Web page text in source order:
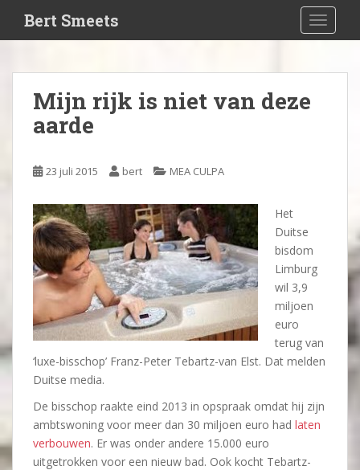
i
Bert Smeets
Mijn rijk is niet van deze
aarde
23 juli 2015 bert MEA CULPA
Het
Duitse
bisdom
Limburg
wil 3,9
miljoen
euro
terug van
‘luxe-bisschop’ Franz-Peter Tebartz-van Elst. Dat melden
Duitse media.
De bisschop raakte eind 2013 in opspraak omdat hij zijn
ambtswoning voor meer dan 30 miljoen euro had laten
verbouwen. Er was onder andere 15.000 euro
uitgetrokken voor een nieuw bad. Ook kocht Tebartz-